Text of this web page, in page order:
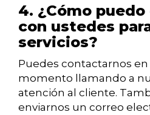
4. ¿Cómo
con ustedes
servicios?
Puedes contactarnos
momento llamando a
atención al cliente.
enviarnos un correo